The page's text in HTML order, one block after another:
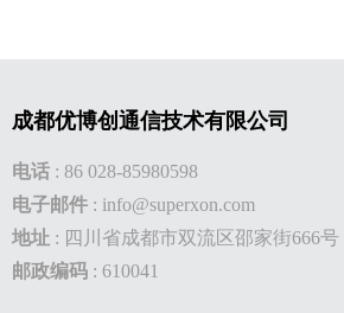
成都优博创通信技术有限公司
电话 : 86 028-85980598
电子邮件 : info@superxon.com
地址 : 四川省成都市双流区邵家街666号
邮政编码 : 610041